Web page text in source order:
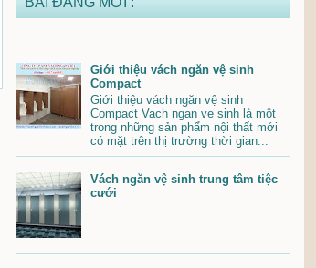
Giới thiệu vách ngăn vệ sinh
Compact
Giới thiệu vách ngăn vệ sinh
Compact Vach ngan ve sinh là một
trong những sản phẩm nội thất mới
có mặt trên thị trường thời gian...
Vách ngăn vệ sinh trung tâm tiệc
cưới